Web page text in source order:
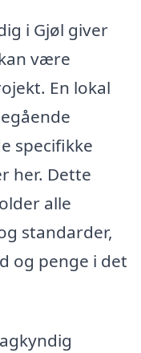
i Gjøl giver
være
En lokal
specifikke
her. Dette
alle
standarder,
og penge i det